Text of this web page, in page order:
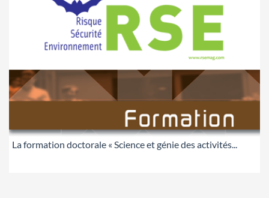
La formation doctorale « Science et génie des activités...